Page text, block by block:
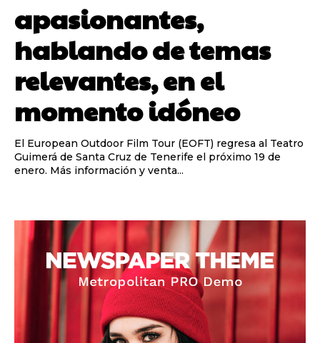
apasionantes,
hablando de temas
relevantes, en el
momento idóneo
El European Outdoor Film Tour (EOFT) regresa al Teatro
Guimerá de Santa Cruz de Tenerife el próximo 19 de
enero. Más información y venta...